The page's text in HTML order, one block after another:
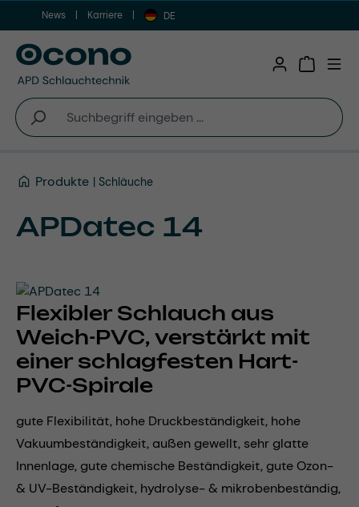
Zum Hauptinhalt springen
News Karriere DE
Produkte Schläuche
APDatec 14
Flexibler Schlauch aus
Weich-PVC, verstärkt mit
einer schlagfesten Hart-
PVC-Spirale
gute Flexibilität, hohe Druckbeständigkeit, hohe
Vakuumbeständigkeit, außen gewellt, sehr glatte
Innenlage, gute chemische Beständigkeit, gute Ozon-
& UV-Beständigkeit, hydrolyse- & mikrobenbeständig,